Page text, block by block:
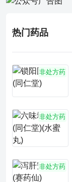
热门药品
非处方药
非处方药
非处方药